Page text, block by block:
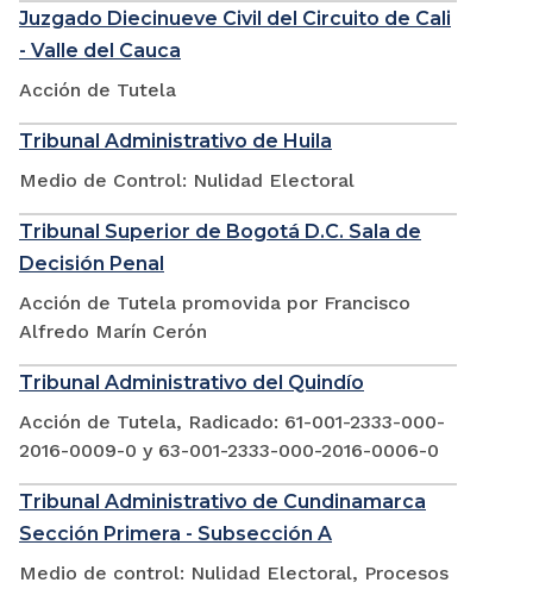
Juzgado Diecinueve Civil del Circuito de Cali
- Valle del Cauca
Acción de Tutela
Tribunal Administrativo de Huila
Medio de Control: Nulidad Electoral
Tribunal Superior de Bogotá D.C. Sala de
Decisión Penal
Acción de Tutela promovida por Francisco
Alfredo Marín Cerón
Tribunal Administrativo del Quindío
Acción de Tutela, Radicado: 61-001-2333-000-
2016-0009-0 y 63-001-2333-000-2016-0006-0
Tribunal Administrativo de Cundinamarca
Sección Primera - Subsección A
Medio de control: Nulidad Electoral, Procesos